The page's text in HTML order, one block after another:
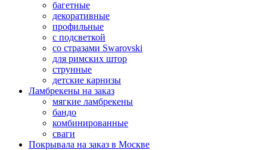
багетные
декоративные
профильные
с подсветкой
со стразами Swarovski
для римских штор
струнные
детские карнизы
Ламбрекены на заказ
мягкие ламбрекены
бандо
комбинированные
сваги
Покрывала на заказ в Москве